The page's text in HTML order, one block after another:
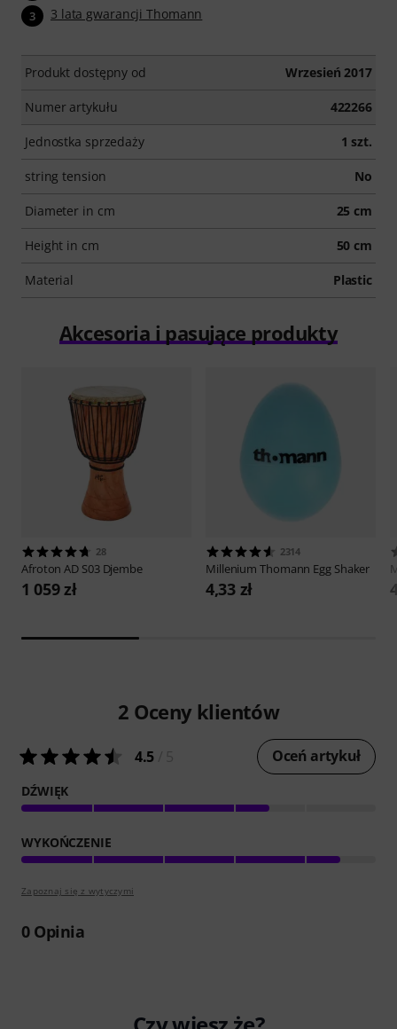
3 3 lata gwarancji Thomann
Produkt dostępny od Wrzesień 2017
Numer artykułu 422266
Jednostka sprzedaży 1 szt.
string tension No
Diameter in cm 25 cm
Height in cm 50 cm
Material Plastic
Akcesoria i pasujące produkty
28
AfrotonAD S03 Djembe
1 059 zł
2314
Millenium Thomann Egg Shaker
4,33 zł
2 Oceny klientów
4.5 Oceń artykuł
DŹWIĘK
WYKOŃCZENIE
Zapoznaj się z wytyczymi
0Opinia